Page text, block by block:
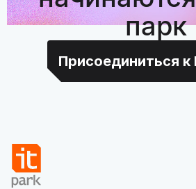
парк
Присоединиться